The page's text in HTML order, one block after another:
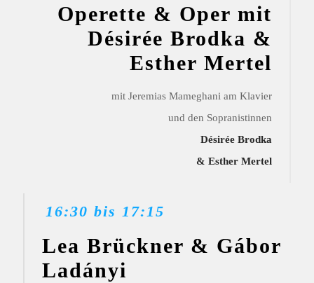
Operette & Oper mit
Désirée Brodka &
Esther Mertel
mit Jeremias Mameghani am Klavier
und den Sopranistinnen
Désirée Brodka
& Esther Mertel
16:30 bis 17:15
Lea Brückner & Gábor
Ladányi